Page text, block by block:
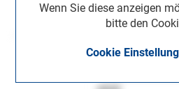
Wenn Sie diese anzeigen
bitte den
Cookie